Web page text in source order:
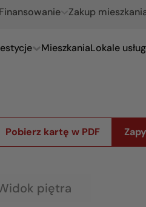
Finansowanie Zakup
MieszkaniaLokale
Pobierz kartę w PDF
piętra